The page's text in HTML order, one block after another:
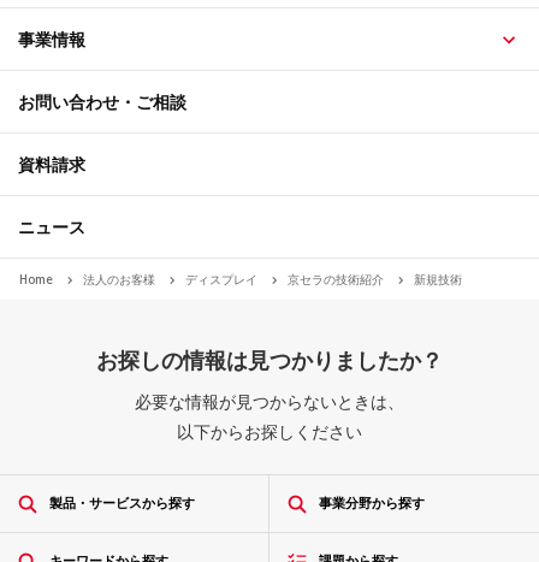
事業情報
お問い合わせ・ご相談
資料請求
ニュース
Home 法人のお客様 ディスプレイ 京セラの技術紹介 新規技術
お探しの情報は見つかりましたか？
必要な情報が見つからないときは、
以下からお探しください
製品・サービスから探す 事業分野から探す